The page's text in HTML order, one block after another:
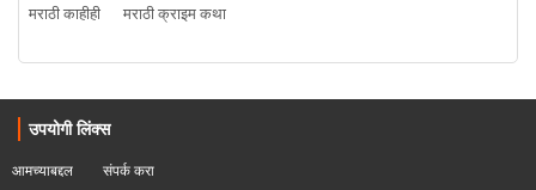
मराठी काहीही
मराठी क्राइम कथा
उपयोगी लिंक्स
आमच्याबद्दल संपर्क करा